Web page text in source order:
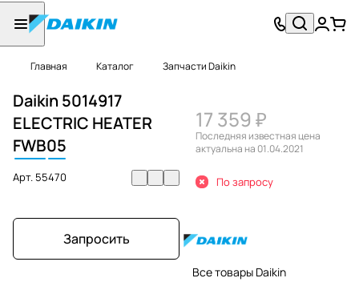
Главная Каталог Запчасти Daikin
Daikin 5014917
ELECTRIC HEATER
FWB05
Арт. 55470
Запросить
17 359 ₽
Последняя известная цена
актуальна на 01.04.2021
По запросу
Все товары Daikin